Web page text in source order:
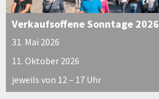
Verkaufsoffene Sonntage 2026
31. Mai 2026
11. Oktober 2026
jeweils von 12 – 17 Uhr